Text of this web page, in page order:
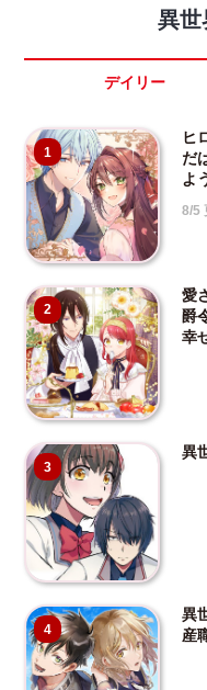
異世
デイリー
1
ヒ
だ
よ
8/5
2
愛
爵
幸
3
異
4
異
産